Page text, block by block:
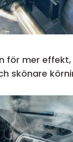
för mer effekt,
skönare